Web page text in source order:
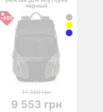
черный
-45%
17 369 грн
9 553 грн